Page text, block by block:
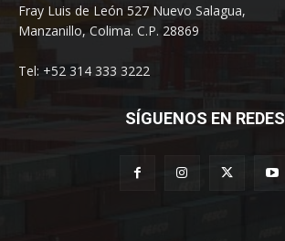
Fray Luis de León 527 Nuevo Salagua,
Manzanillo, Colima. C.P. 28869
Tel: +52 314 333 3222
SÍGUENOS EN REDES